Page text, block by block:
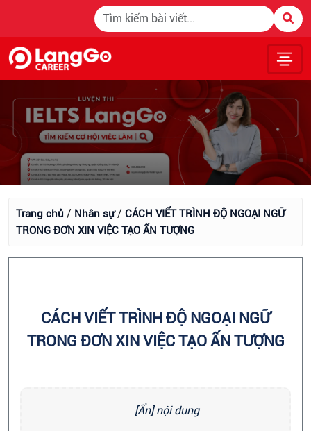
Trang chủ / Nhân sự/ CÁCH VIẾT TRÌNH ĐỘ NGOẠI NGỮ
TRONG ĐƠN XIN VIỆC TẠO ẤN TƯỢNG
CÁCH VIẾT TRÌNH ĐỘ NGOẠI NGỮ
TRONG ĐƠN XIN VIỆC TẠO ẤN TƯỢNG
[Ẩn] nội dung